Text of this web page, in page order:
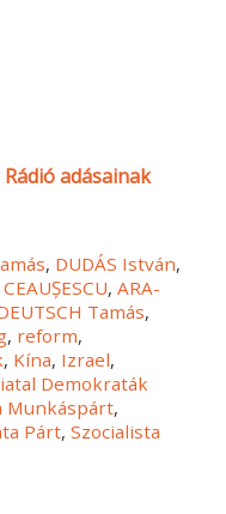
adásainak
, DUDÁS István,
,ARA-
Tamás,
, reform,
, Kína, Izrael,
Demokraták
Munkáspárt,
Párt,Szocialista